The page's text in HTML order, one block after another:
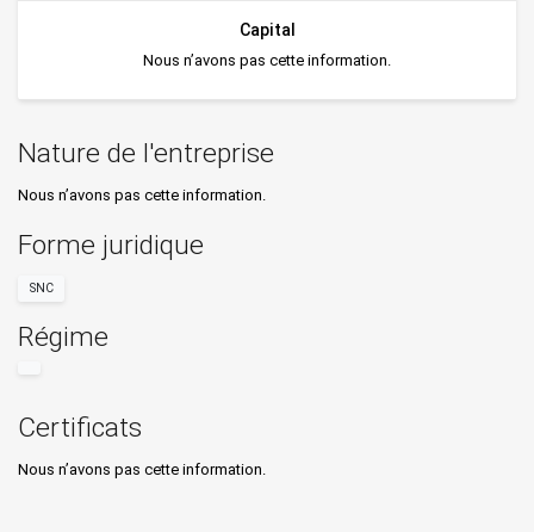
Capital
Nous n’avons pas cette information.
Nature de l'entreprise
Nous n’avons pas cette information.
Forme juridique
SNC
Régime
Certificats
Nous n’avons pas cette information.